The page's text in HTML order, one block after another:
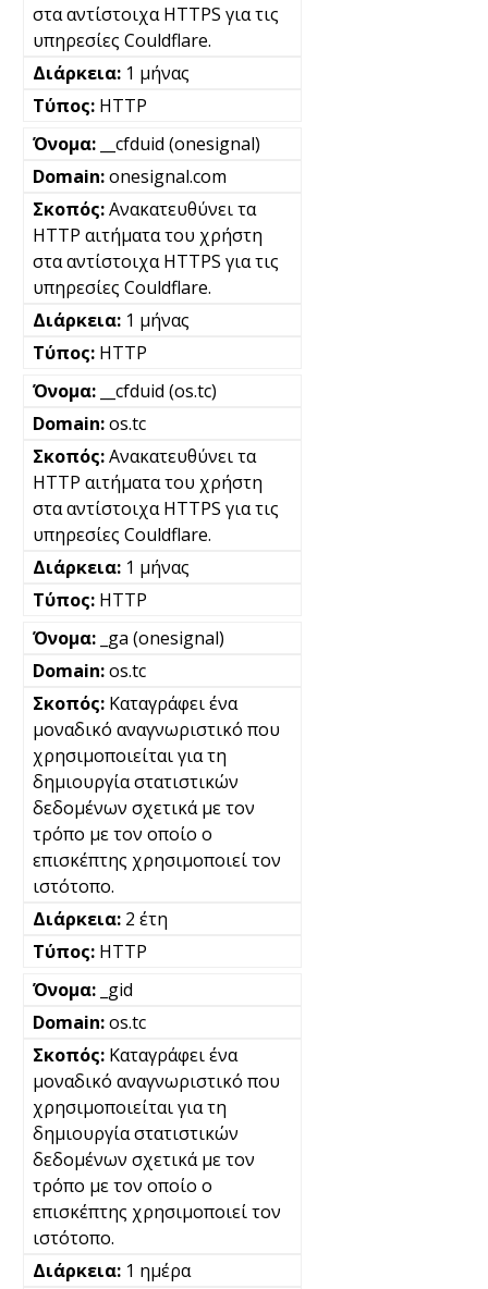
στα αντίστοιχα HTTPS για τις
υπηρεσίες Couldflare.
1 μήνας
HTTP
__cfduid (onesignal)
onesignal.com
Ανακατευθύνει τα
HTTP αιτήματα του χρήστη
στα αντίστοιχα HTTPS για τις
υπηρεσίες Couldflare.
1 μήνας
HTTP
__cfduid (os.tc)
os.tc
Ανακατευθύνει τα
HTTP αιτήματα του χρήστη
στα αντίστοιχα HTTPS για τις
υπηρεσίες Couldflare.
1 μήνας
HTTP
_ga (onesignal)
os.tc
Καταγράφει ένα
μοναδικό αναγνωριστικό που
χρησιμοποιείται για τη
δημιουργία στατιστικών
δεδομένων σχετικά με τον
τρόπο με τον οποίο ο
επισκέπτης χρησιμοποιεί τον
ιστότοπο.
2 έτη
HTTP
_gid
os.tc
Καταγράφει ένα
μοναδικό αναγνωριστικό που
χρησιμοποιείται για τη
δημιουργία στατιστικών
δεδομένων σχετικά με τον
τρόπο με τον οποίο ο
επισκέπτης χρησιμοποιεί τον
ιστότοπο.
1 ημέρα